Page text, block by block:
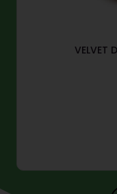
VELVET